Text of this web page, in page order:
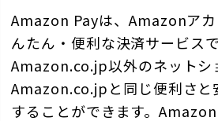
Amazon Payは、Amazonア
んたん・便利な決済サービスで
Amazon.co.jp以外のネットシ
Amazon.co.jpと同じ便利さと
することができます。